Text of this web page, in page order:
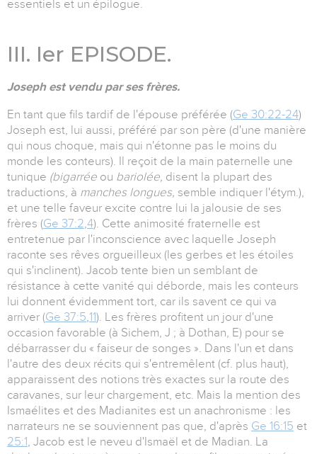
essentiels et un épilogue.
III. Ier EPISODE.
Joseph est vendu par ses frères.
En tant que fils tardif de l'épouse préférée (Ge 30:22-24)
Joseph est, lui aussi, préféré par son père (d'une manière
qui nous choque, mais qui n'étonne pas le moins du
monde les conteurs). Il reçoit de la main paternelle une
tunique (bigarrée ou bariolée, disent la plupart des
traductions, à manches longues, semble indiquer l'étym.),
et une telle faveur excite contre lui la jalousie de ses
frères (Ge 37:2,4). Cette animosité fraternelle est
entretenue par l'inconscience avec laquelle Joseph
raconte ses rêves orgueilleux (les gerbes et les étoiles
qui s'inclinent). Jacob tente bien un semblant de
résistance à cette vanité qui déborde, mais les conteurs
lui donnent évidemment tort, car ils savent ce qui va
arriver (Ge 37:5,11). Les frères profitent un jour d'une
occasion favorable (à Sichem, J ; à Dothan, E) pour se
débarrasser du « faiseur de songes ». Dans l'un et dans
l'autre des deux récits qui s'entremêlent (cf. plus haut),
apparaissent des notions très exactes sur la route des
caravanes, sur leur chargement, etc. Mais la mention des
Ismaélites et des Madianites est un anachronisme : les
narrateurs ne se souviennent pas que, d'après Ge 16:15 et
25:1, Jacob est le neveu d'Ismaël et de Madian. La